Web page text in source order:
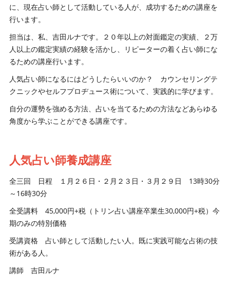
に、現在占い師として活動している人が、成功するための講座を
行います。
担当は、私、吉田ルナです。２０年以上の対面鑑定の実績、２万
人以上の鑑定実績の経験を活かし、リピーターの着く占い師にな
るための講座行います。
人気占い師になるにはどうしたらいいのか？ カウンセリングテ
クニックやセルフプロヂュース術について、実践的に学びます。
自分の運勢を強める方法、占いを当てるための方法などあらゆる
角度から学ぶことができる講座です。
人気占い師養成講座
全三回 日程 １月２６日・２月２３日・３月２９日 13時30分
～16時30分
全受講料 45,000円+税（トリン占い講座卒業生30,000円+税）今
期のみの特別価格
受講資格 占い師として活動したい人。既に実践可能な占術の技
術がある人。
講師 吉田ルナ